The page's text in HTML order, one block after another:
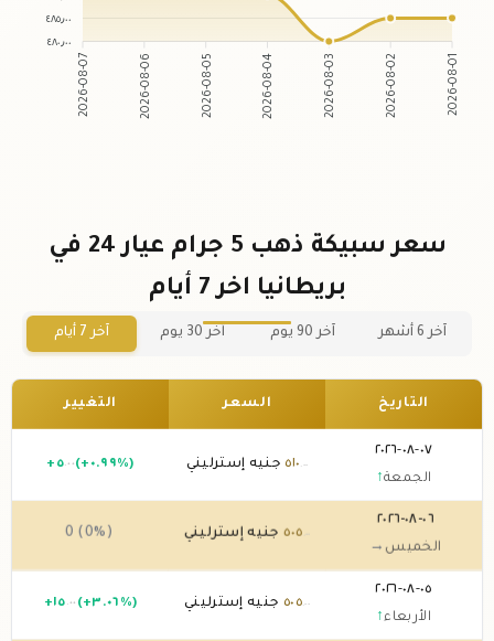
٤٨٥٫٠٠
٤٨٠٫٠٠
2026-08-07 2026-08-06 2026-08-05 2026-08-04 2026-08-03 2026-08-02 2026-08-01
سعر سبيكة ذهب 5 جرام عيار 24 في
بريطانيا اخر 7 أيام
آخر 6 أشهر آخر 90 يوم آخر 30 يوم آخر 7 أيام
التاريخ السعر التغيير
٠٧-٠٨-٢٠٢٦
الجمعة↑
٥١٠ .٠٠ جنيه إسترليني + ٥ .٠٠ (+٠.٩٩%)
٠٦-٠٨-٢٠٢٦
الخميس →
٥٠٥جنيه إسترليني 0 (0%)
٠٥-٠٨-٢٠٢٦
الأربعاء↑
٥٠٥.٠٠ جنيه إسترليني +١٥ .٠٠ (+٣.٠٦%)